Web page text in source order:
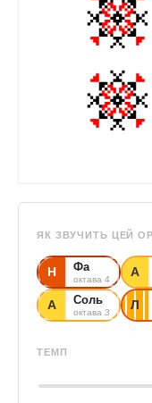
ЯК ЗВУЧИТЬ ЦЕЙ
Н Фа
октава 4 А
А Соль
октава 3 Л
ТЕМП